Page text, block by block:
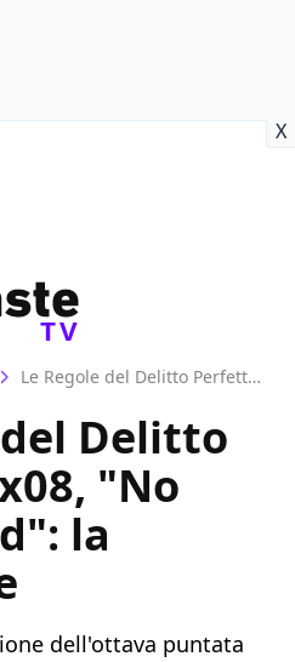
X
TV
Le Regole del Delitto Perfetto 3x08, "No More Blood": la recensione
Delitto
"No
la
dell'ottava puntata